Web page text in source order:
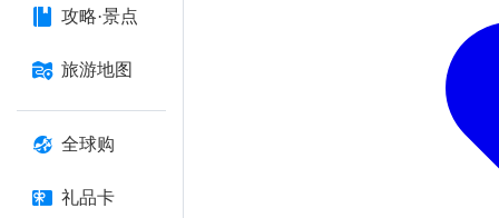
攻略·景点
旅游地图
全球购
礼品卡